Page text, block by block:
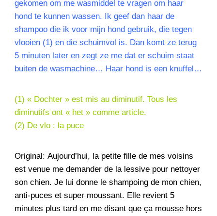
gekomen om me wasmiddel te vragen om haar
hond te kunnen wassen. Ik geef dan haar de
shampoo die ik voor mijn hond gebruik, die tegen
vlooien (1) en die schuimvol is. Dan komt ze terug
5 minuten later en zegt ze me dat er schuim staat
buiten de wasmachine… Haar hond is een knuffel…
(1) « Dochter » est mis au diminutif. Tous les
diminutifs ont « het » comme article.
(2) De vlo : la puce
Original: Aujourd’hui, la petite fille de mes voisins
est venue me demander de la lessive pour nettoyer
son chien. Je lui donne le shampoing de mon chien,
anti-puces et super moussant. Elle revient 5
minutes plus tard en me disant que ça mousse hors